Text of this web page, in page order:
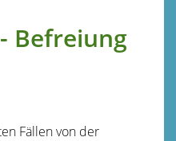
Befreiung
Fällen von der